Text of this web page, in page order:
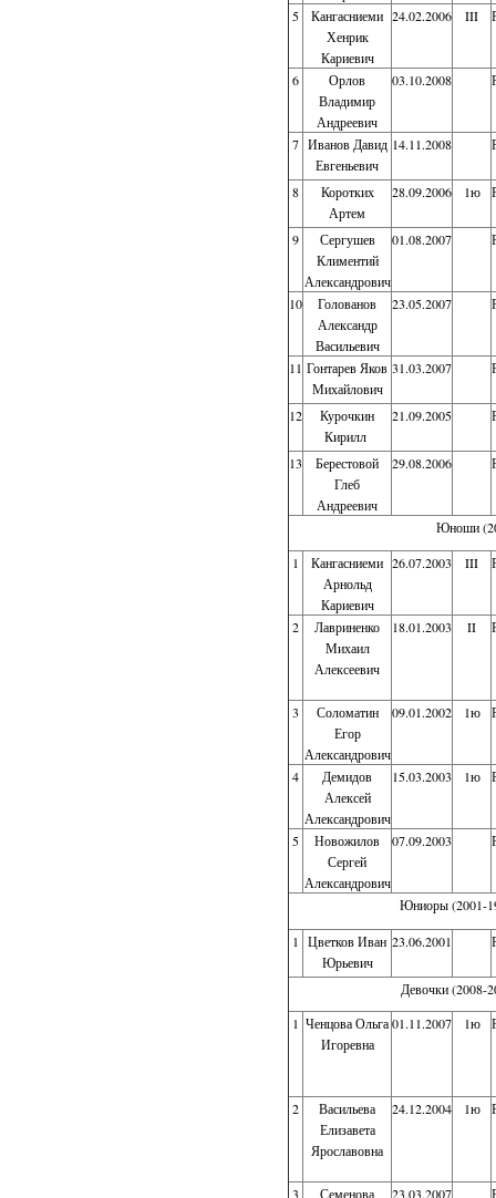
5
Кангасниеми
Хенрик
Кариевич
24.02.2006 III
6
Орлов
Владимир
Андреевич
03.10.2008
7 Иванов Давид
Евгеньевич
14.11.2008
8
Коротких
Артем
28.09.2006 1ю
9
Сергушев
Климентий
Александрович
01.08.2007
10
Голованов
Александр
Васильевич
23.05.2007
11 Гонтарев Яков
Михайлович
31.03.2007
12
Курочкин
Кирилл
21.09.2005
13
Берестовой
Глеб
Андреевич
29.08.2006
Юноши
1
Кангасниеми
Арнольд
Кариевич
26.07.2003 III
2
Лавриненко
Михаил
Алексеевич
18.01.2003 II
3
Соломатин
Егор
Александрович
09.01.2002 1ю
4
Демидов
Алексей
Александрович
15.03.2003 1ю
5
Новожилов
Сергей
Александрович
07.09.2003
Юниоры (2001-
1 Цветков Иван
Юрьевич
23.06.2001
Девочки (2008-
1 Ченцова Ольга
Игоревна
01.11.2007 1ю
2
Васильева
Елизавета
Ярославовна
24.12.2004 1ю
3
Семенова
23.03.2007